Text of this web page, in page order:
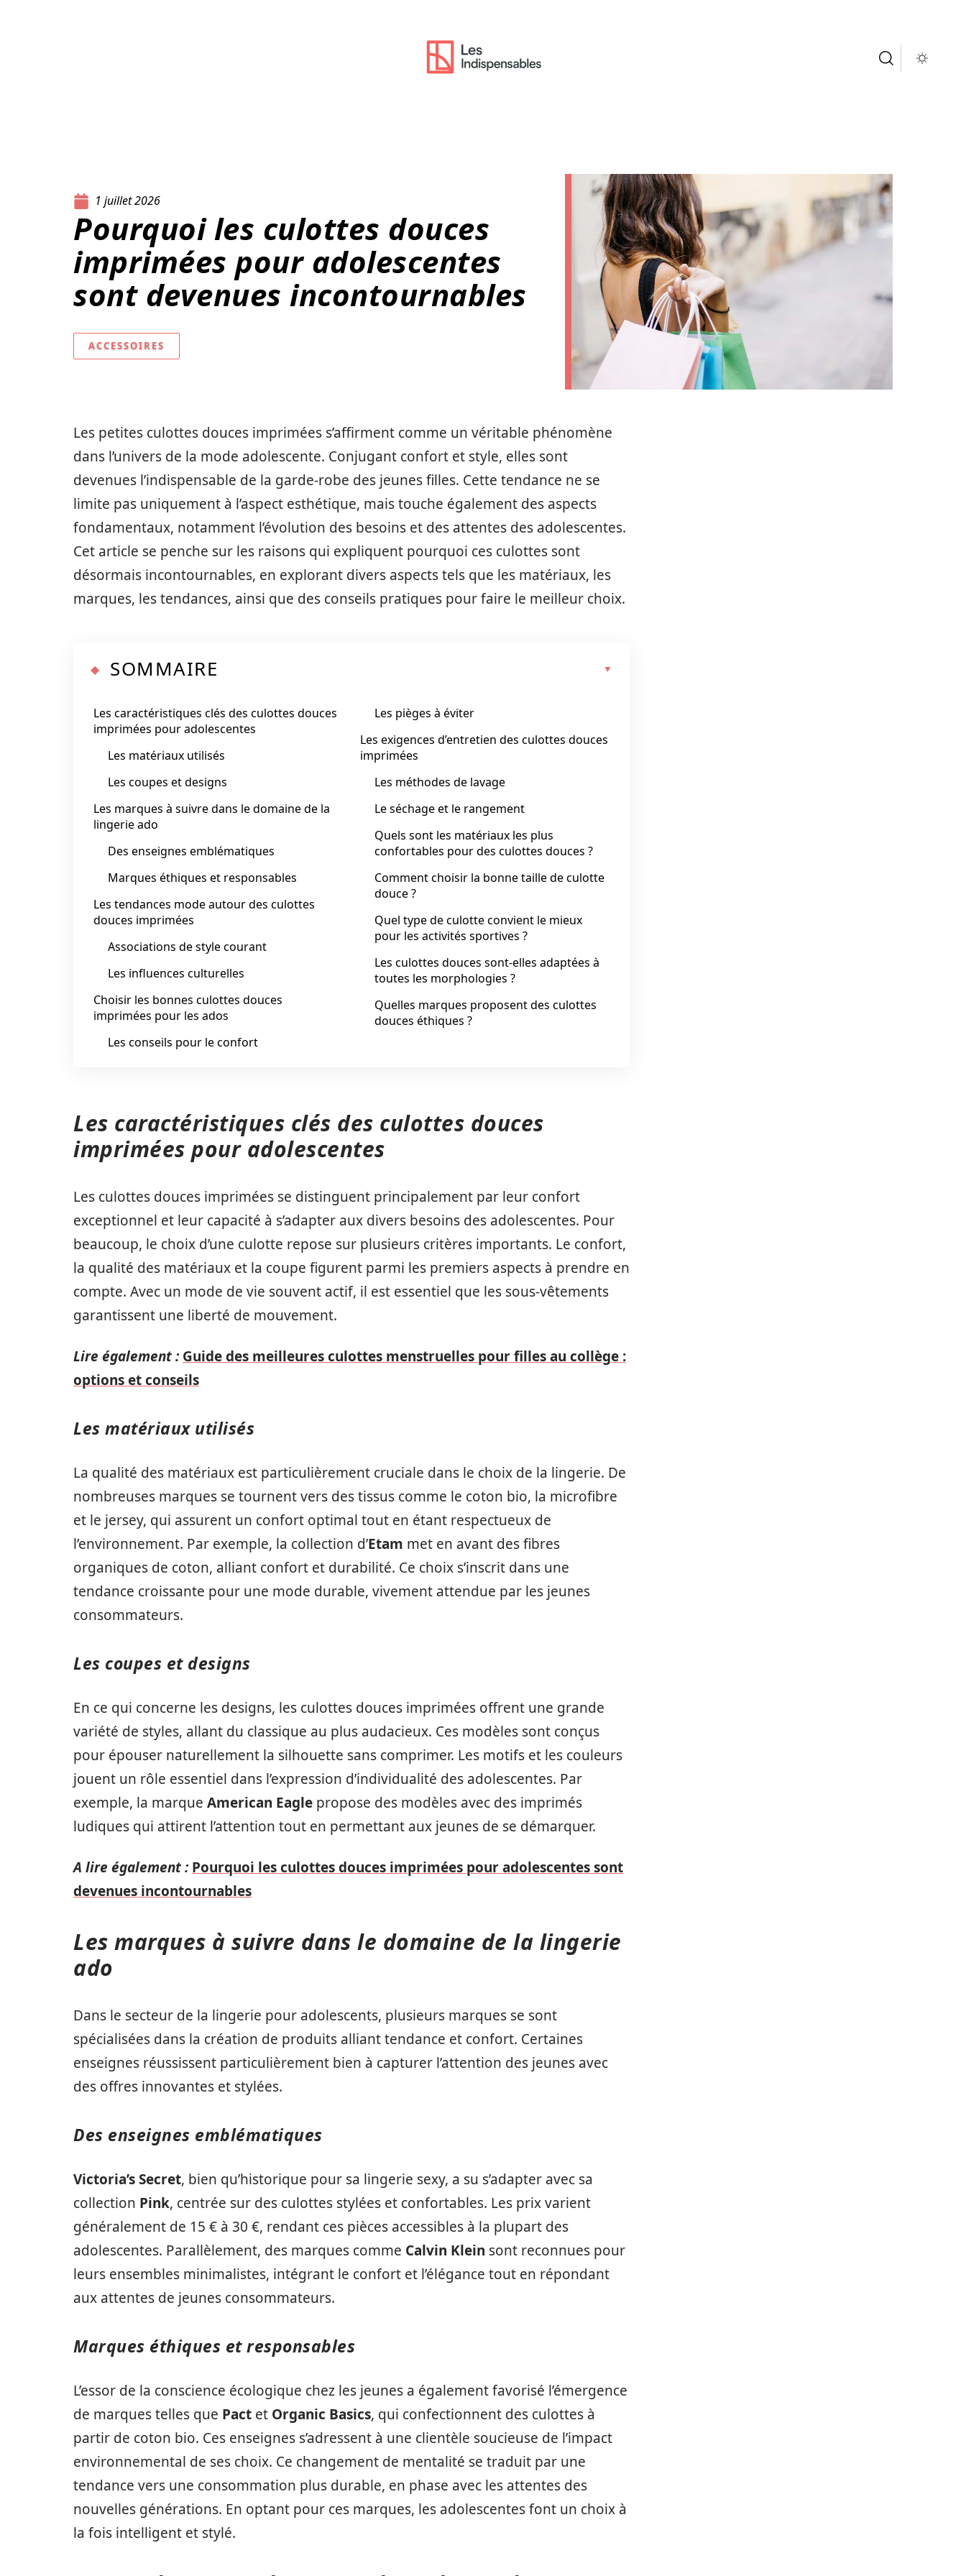
1 juillet 2026
Pourquoi les culottes douces
imprimées pour adolescentes
sont devenues incontournables
ACCESSOIRES
Les petites culottes douces imprimées s’affirment comme un véritable phénomène
dans l’univers de la mode adolescente. Conjugant confort et style, elles sont
devenues l’indispensable de la garde-robe des jeunes filles. Cette tendance ne se
limite pas uniquement à l’aspect esthétique, mais touche également des aspects
fondamentaux, notamment l’évolution des besoins et des attentes des adolescentes.
Cet article se penche sur les raisons qui expliquent pourquoi ces culottes sont
désormais incontournables, en explorant divers aspects tels que les matériaux, les
marques, les tendances, ainsi que des conseils pratiques pour faire le meilleur choix.
SOMMAIRE
Les caractéristiques clés des culottes douces
imprimées pour adolescentes
Les matériaux utilisés
Les coupes et designs
Les marques à suivre dans le domaine de la
lingerie ado
Des enseignes emblématiques
Marques éthiques et responsables
Les tendances mode autour des culottes
douces imprimées
Associations de style courant
Les influences culturelles
Choisir les bonnes culottes douces
imprimées pour les ados
Les conseils pour le confort
Les pièges à éviter
Les exigences d’entretien des culottes douces
imprimées
Les méthodes de lavage
Le séchage et le rangement
Quels sont les matériaux les plus
confortables pour des culottes douces ?
Comment choisir la bonne taille de culotte
douce ?
Quel type de culotte convient le mieux
pour les activités sportives ?
Les culottes douces sont-elles adaptées à
toutes les morphologies ?
Quelles marques proposent des culottes
douces éthiques ?
Les caractéristiques clés des culottes douces
imprimées pour adolescentes
Les culottes douces imprimées se distinguent principalement par leur confort
exceptionnel et leur capacité à s’adapter aux divers besoins des adolescentes. Pour
beaucoup, le choix d’une culotte repose sur plusieurs critères importants. Le confort,
la qualité des matériaux et la coupe figurent parmi les premiers aspects à prendre en
compte. Avec un mode de vie souvent actif, il est essentiel que les sous-vêtements
garantissent une liberté de mouvement.
Lire également : Guide des meilleures culottes menstruelles pour filles au collège :
options et conseils
Les matériaux utilisés
La qualité des matériaux est particulièrement cruciale dans le choix de la lingerie. De
nombreuses marques se tournent vers des tissus comme le coton bio, la microfibre
et le jersey, qui assurent un confort optimal tout en étant respectueux de
l’environnement. Par exemple, la collection d’Etam met en avant des fibres
organiques de coton, alliant confort et durabilité. Ce choix s’inscrit dans une
tendance croissante pour une mode durable, vivement attendue par les jeunes
consommateurs.
Les coupes et designs
En ce qui concerne les designs, les culottes douces imprimées offrent une grande
variété de styles, allant du classique au plus audacieux. Ces modèles sont conçus
pour épouser naturellement la silhouette sans comprimer. Les motifs et les couleurs
jouent un rôle essentiel dans l’expression d’individualité des adolescentes. Par
exemple, la marque American Eagle propose des modèles avec des imprimés
ludiques qui attirent l’attention tout en permettant aux jeunes de se démarquer.
A lire également : Pourquoi les culottes douces imprimées pour adolescentes sont
devenues incontournables
Les marques à suivre dans le domaine de la lingerie
ado
Dans le secteur de la lingerie pour adolescents, plusieurs marques se sont
spécialisées dans la création de produits alliant tendance et confort. Certaines
enseignes réussissent particulièrement bien à capturer l’attention des jeunes avec
des offres innovantes et stylées.
Des enseignes emblématiques
Victoria’s Secret, bien qu’historique pour sa lingerie sexy, a su s’adapter avec sa
collection Pink, centrée sur des culottes stylées et confortables. Les prix varient
généralement de 15 € à 30 €, rendant ces pièces accessibles à la plupart des
adolescentes. Parallèlement, des marques comme Calvin Klein sont reconnues pour
leurs ensembles minimalistes, intégrant le confort et l’élégance tout en répondant
aux attentes de jeunes consommateurs.
Marques éthiques et responsables
L’essor de la conscience écologique chez les jeunes a également favorisé l’émergence
de marques telles que Pact et Organic Basics, qui confectionnent des culottes à
partir de coton bio. Ces enseignes s’adressent à une clientèle soucieuse de l’impact
environnemental de ses choix. Ce changement de mentalité se traduit par une
tendance vers une consommation plus durable, en phase avec les attentes des
nouvelles générations. En optant pour ces marques, les adolescentes font un choix à
la fois intelligent et stylé.